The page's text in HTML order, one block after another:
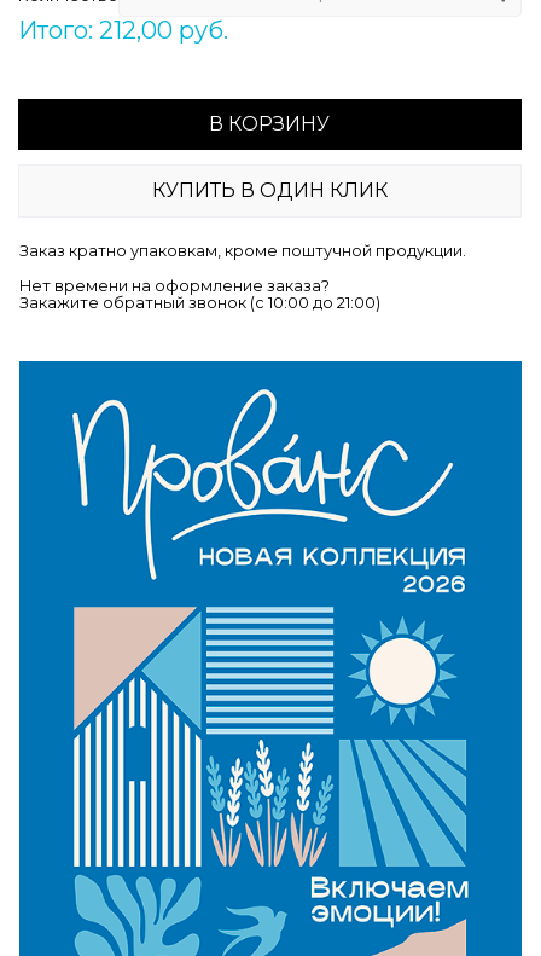
Итого: 212,00 руб.
В КОРЗИНУ
КУПИТЬ В ОДИН КЛИК
Заказ кратно упаковкам, кроме поштучной продукции.
Нет времени на оформление заказа?
Закажите обратный звонок (c 10:00 до 21:00)